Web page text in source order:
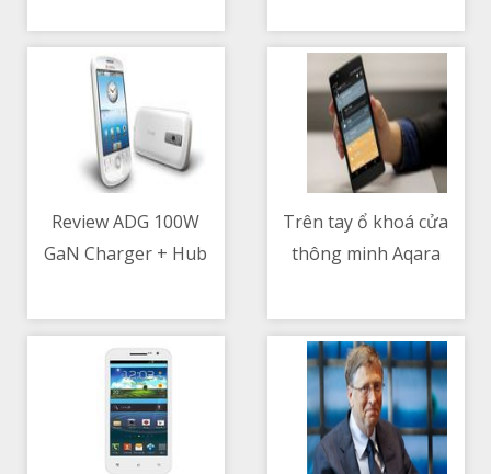
thiện phạm vi phủ
sóng
Adaptive
Review ADG 100W
GaN Charger + Hub
Trên tay ổ khoá cửa
thông minh Aqara